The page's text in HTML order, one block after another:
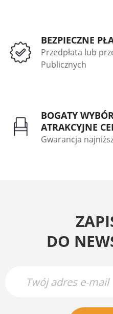
BEZPIECZNE
Przedpłata lub
Publicznych
BOGATY
ATRAKCYJNE
Gwarancja
DO